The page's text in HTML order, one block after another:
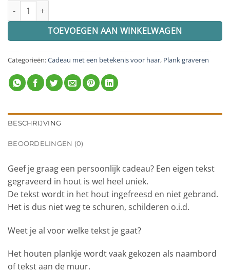
EIGEN TEKST GRAVEREN houten plankje GLAD aantal
TOEVOEGEN AAN WINKELWAGEN
Categorieën:Cadeau met een betekenis voor haar, Plank graveren
BESCHRIJVING
BEOORDELINGEN (0)
Geef je graag een persoonlijk cadeau? Een eigen tekst
gegraveerd in hout is wel heel uniek.
De tekst wordt in het hout ingefreesd en niet gebrand.
Het is dus niet weg te schuren, schilderen o.i.d.
Weet je al voor welke tekst je gaat?
Het houten plankje wordt vaak gekozen als naambord
of tekst aan de muur.